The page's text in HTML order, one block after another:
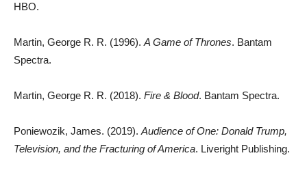
HBO.
Martin, George R. R. (1996). A Game of Thrones. Bantam
Spectra.
Martin, George R. R. (2018). Fire & Blood. Bantam Spectra.
Poniewozik, James. (2019). Audience of One: Donald Trump,
Television, and the Fracturing of America. Liveright Publishing.